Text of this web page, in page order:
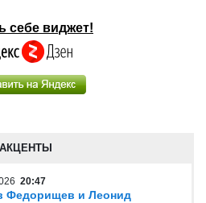
себе виджет!
АКЦЕНТЫ
20:47
Федорищев и Леонид